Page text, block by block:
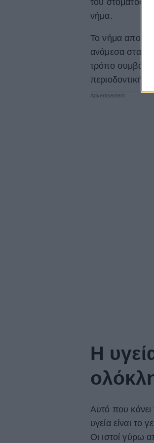
νήμα.
Το νήμα
ανάμεσα στα
τρόπο
περιοδοντική
Η
Αυτό που κάνει
υγεία είναι το
Οι ιστοί γύρω